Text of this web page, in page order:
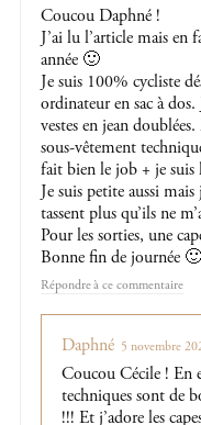
Coucou Daphné !
J’ai lu l’article mais en
année 🙂
Je suis 100% cycliste
ordinateur en sac à dos.
vestes en jean
sous-vêtement
fait bien le job + je suis
Je suis petite aussi
tassent plus qu’ils ne
Pour les sorties, une
Bonne fin de journée 🙂
Répondre
Daphné 5 novembre
Coucou Cécile ! En
techniques sont de
!!! Et j’adore les